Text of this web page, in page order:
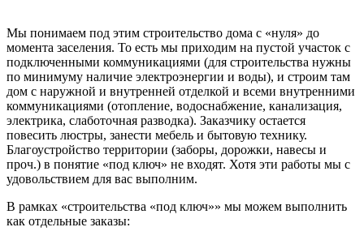
Мы понимаем под этим строительство дома с «нуля» до
момента заселения. То есть мы приходим на пустой участок с
подключенными коммуникациями (для строительства нужны
по минимуму наличие электроэнергии и воды), и строим там
дом с наружной и внутренней отделкой и всеми внутренними
коммуникациями (отопление, водоснабжение, канализация,
электрика, слаботочная разводка). Заказчику остается
повесить люстры, занести мебель и бытовую технику.
Благоустройство территории (заборы, дорожки, навесы и
проч.) в понятие «под ключ» не входят. Хотя эти работы мы с
удовольствием для вас выполним.
В рамках «строительства «под ключ»» мы можем выполнить
как отдельные заказы: